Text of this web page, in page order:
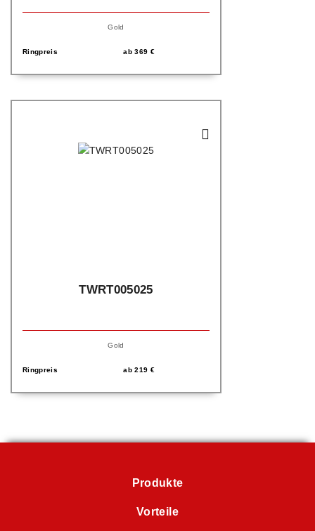
Gold
Ringpreis ab369 €
TWRT005025
Gold
Ringpreis ab219 €
Produkte
Vorteile